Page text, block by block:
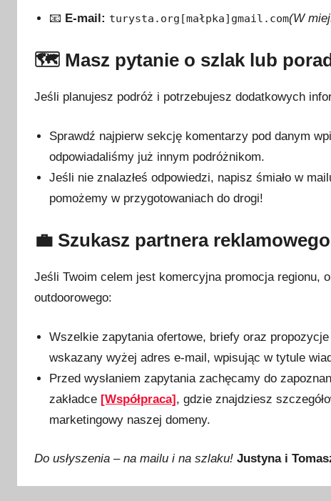
📧 E-mail: turysta.org[małpka]gmail.com(W
🗺️ Masz pytanie o szlak lub
Jeśli planujesz podróż i potrzebujesz dodatkowych
Sprawdź najpierw sekcję komentarzy pod danym
odpowiadaliśmy już innym podróżnikom.
Jeśli nie znalazłeś odpowiedzi, napisz śmiało w
pomożemy w przygotowaniach do drogi!
💼 Szukasz partnera
Jeśli Twoim celem jest komercyjna promocja regionu,
outdoorowego:
Wszelkie zapytania ofertowe, briefy oraz
wskazany wyżej adres e-mail, wpisując w tytule
Przed wysłaniem zapytania zachęcamy do
zakładce [Współpraca], gdzie znajdziesz
marketingowy naszej domeny.
Do usłyszenia – na mailu i na szlaku! Justyna i